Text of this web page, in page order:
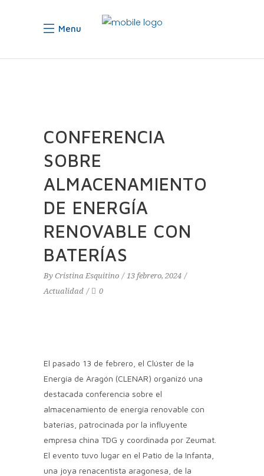
Menu
CONFERENCIA
SOBRE
ALMACENAMIENTO
DE ENERGÍA
RENOVABLE CON
BATERÍAS
By Cristina Esquitino
13 febrero, 2024
Actualidad
0
El pasado 13 de febrero, el Clúster de la
Energía de Aragón (CLENAR) organizó una
destacada conferencia sobre el
almacenamiento de energía renovable con
baterías, patrocinada por la influyente
empresa china TDG y coordinada por Zeumat.
El evento tuvo lugar en el Patio de la Infanta,
una joya renacentista aragonesa, de la